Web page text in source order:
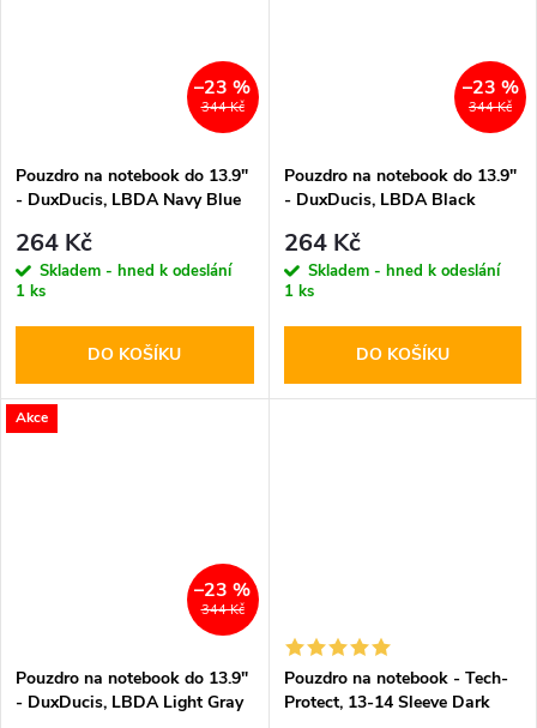
344 Kč
–23 %
Pouzdro na notebook do 13.9"
- DuxDucis, LBDA Navy Blue
264 Kč
Skladem - hned k odeslání
1 ks
DO KOŠÍKU
344 Kč
–23 %
Pouzdro na notebook do 13.9"
- DuxDucis, LBDA Black
264 Kč
Skladem - hned k odeslání
1 ks
DO KOŠÍKU
Akce
344 Kč
–23 %
Pouzdro na notebook do 13.9"
- DuxDucis, LBDA Light Gray
Pouzdro na notebook - Tech-
Protect, 13-14 Sleeve Dark